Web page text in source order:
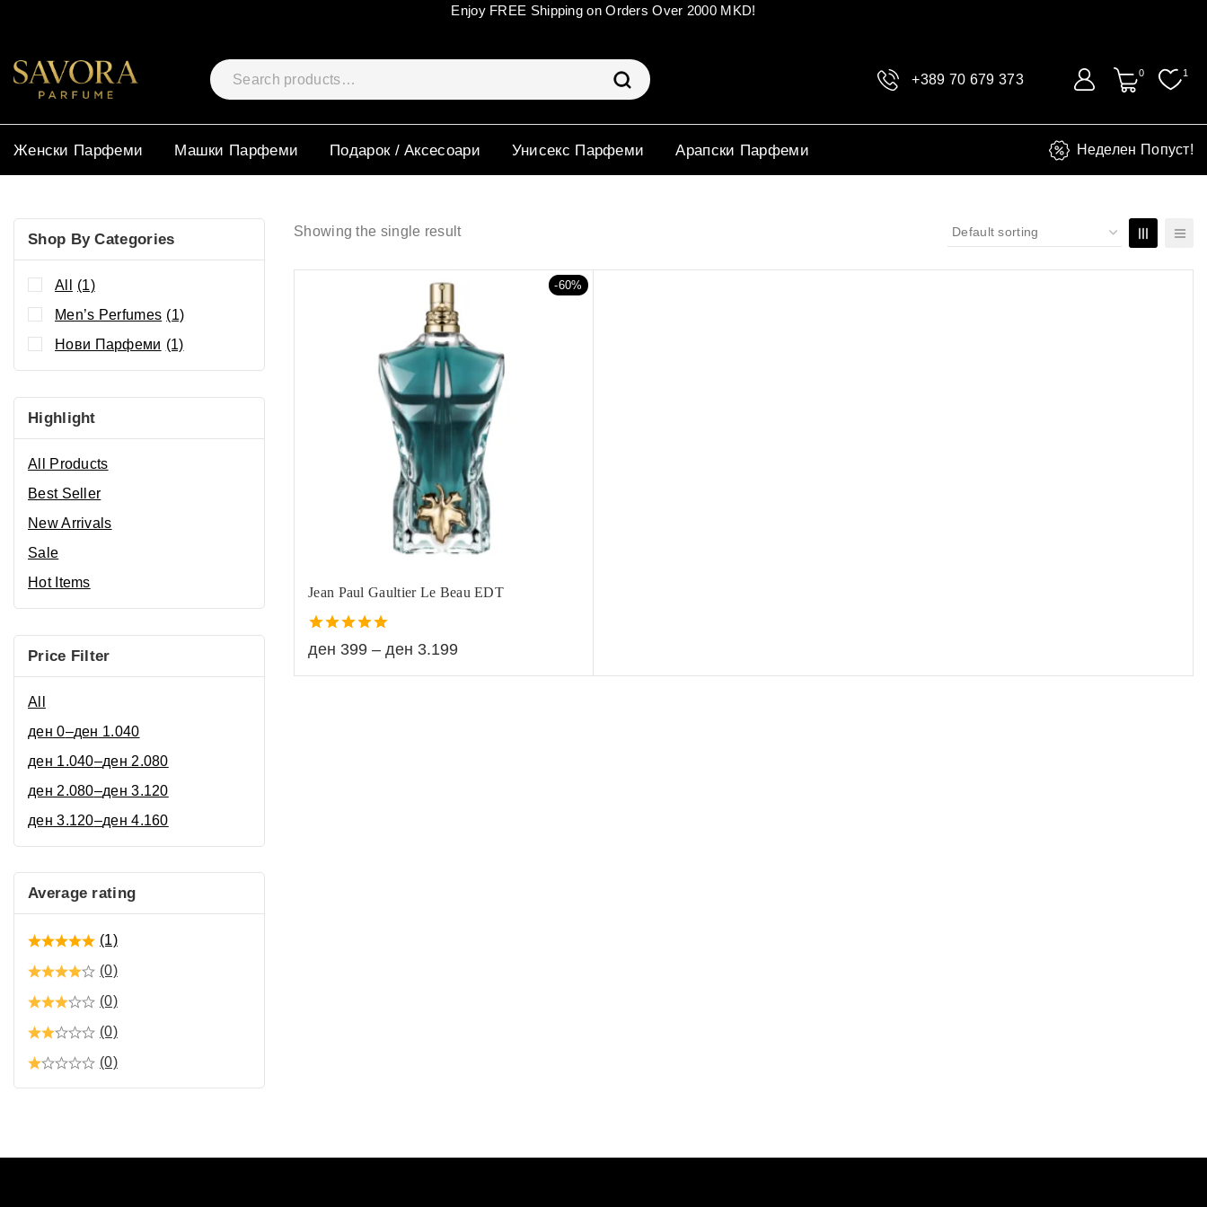
Enjoy FREE Shipping on Orders Over 2000 MKD!
+389 70 679 373 0 1
Женски Парфеми Машки Парфеми Подарок / Аксесоари Унисекс Парфеми Арапски Парфеми Неделен Попуст!
Showing the single result
-60%
Jean Paul Gaultier Le Beau EDT
5.00
out of 5
ден 399 – ден 3.199
Shop By Categories
All
(1)
Men’s Perfumes (1)
Нови Парфеми (1)
Highlight
All Products
Best Seller
New Arrivals
Sale
Hot Items
Price Filter
All
ден 0–ден 1.040
ден 1.040–ден 2.080
ден 2.080–ден 3.120
ден 3.120–ден 4.160
Average rating
(1)
(0)
(0)
(0)
(0)